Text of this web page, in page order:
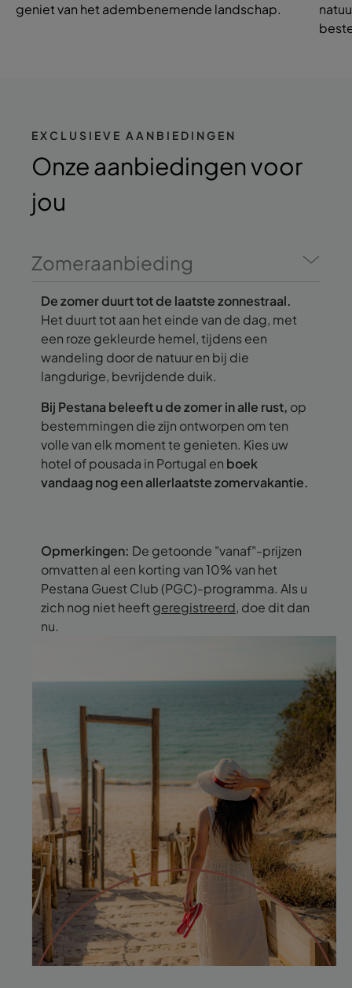
geniet van het adembenemende landschap.
EXCLUSIEVE AANBIEDINGEN
Onze aanbiedingenvoor
jou
Zomeraanbieding
De zomer duurt tot de laatste zonnestraal.
Het duurt tot aan het einde van de dag, met
een roze gekleurde hemel, tijdens een
wandeling door de natuur en bij die
langdurige, bevrijdende duik.
Bij Pestana beleeft u de zomer in alle rust, op
bestemmingen die zijn ontworpen om ten
volle van elk moment te genieten. Kies uw
hotel of pousada in Portugal en boek
vandaag nog een allerlaatste zomervakantie.
Opmerkingen: De getoonde "vanaf"-prijzen
omvatten al een korting van 10% van het
Pestana Guest Club (PGC)-programma. Als u
zich nog niet heeft geregistreerd, doe dit dan
nu.